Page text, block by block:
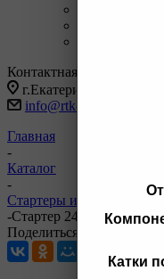
Катки
Контактная информация
г.Екатеринбург, ул
info@rtk-parts.ru
Главная
-
Каталог
-
Стартеры и генераторы
-Стартер 24 В 6 кВт 12
Поделиться